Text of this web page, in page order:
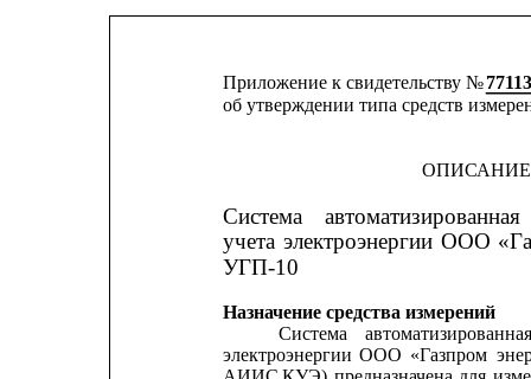
Приложение к свидетельству №
об утверждении типа средств
ОПИСАНИЕ
Система
автоматизированная
учета электроэнергии ООО
УГП-10
Назначение средства измерений
Система
автоматизированная
электроэнергии ООО «Газпром